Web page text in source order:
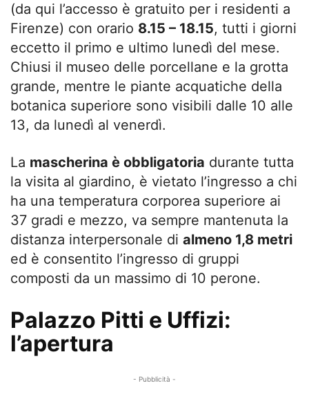
(da qui l’accesso è gratuito per i residenti a
Firenze) con orario 8.15 – 18.15, tutti i giorni
eccetto il primo e ultimo lunedì del mese.
Chiusi il museo delle porcellane e la grotta
grande, mentre le piante acquatiche della
botanica superiore sono visibili dalle 10 alle
13, da lunedì al venerdì.
La mascherina è obbligatoria durante tutta
la visita al giardino, è vietato l’ingresso a chi
ha una temperatura corporea superiore ai
37 gradi e mezzo, va sempre mantenuta la
distanza interpersonale di almeno 1,8 metri
ed è consentito l’ingresso di gruppi
composti da un massimo di 10 perone.
Palazzo Pitti e Uffizi:
l’apertura
- Pubblicità -